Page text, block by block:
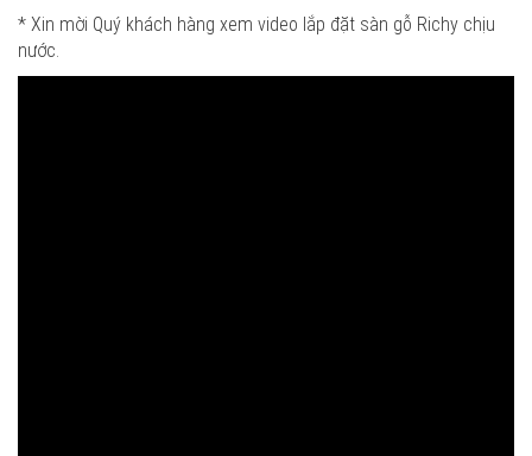
* Xin mời Quý khách hàng xem video lắp đặt sàn gỗ Richy chịu
nước.